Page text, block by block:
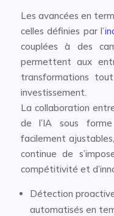
Les avancées en
celles définies par l’
couplées à des
permettent aux
transformations
investissement.
La collaboration
de l’IA sous
facilement
continue de
compétitivité et
Détection
automatisés en